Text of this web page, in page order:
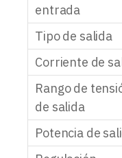
entrada
Tipo de salida
Corriente de
Rango de
de salida
Potencia de